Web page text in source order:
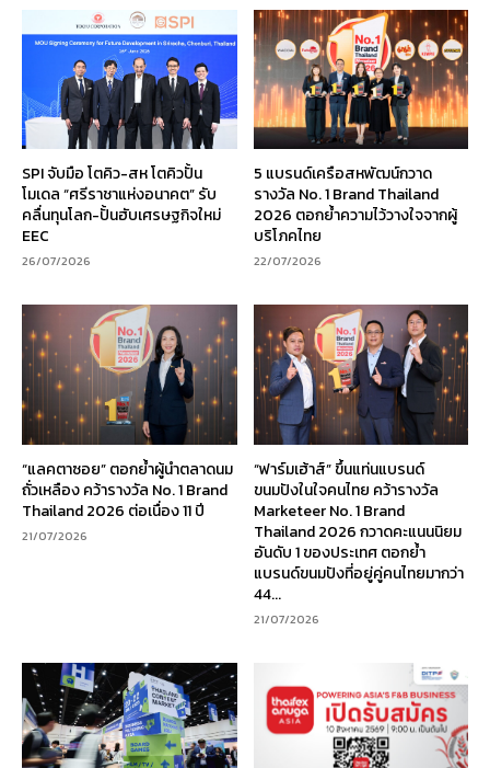
SPI จับมือ โตคิว-สห โตคิวปั้น
โมเดล “ศรีราชาแห่งอนาคต” รับ
คลื่นทุนโลก-ปั้นฮับเศรษฐกิจใหม่
EEC
26/07/2026
5 แบรนด์เครือสหพัฒน์กวาด
รางวัล No. 1 Brand Thailand
2026 ตอกย้ำความไว้วางใจจากผู้
บริโภคไทย
22/07/2026
“แลคตาซอย” ตอกย้ำผู้นำตลาดนม
ถั่วเหลือง คว้ารางวัล No. 1 Brand
Thailand 2026 ต่อเนื่อง 11 ปี
21/07/2026
“ฟาร์มเฮ้าส์” ขึ้นแท่นแบรนด์
ขนมปังในใจคนไทย คว้ารางวัล
Marketeer No. 1 Brand
Thailand 2026 กวาดคะแนนนิยม
อันดับ 1 ของประเทศ ตอกย้ำ
แบรนด์ขนมปังที่อยู่คู่คนไทยมากว่า
44...
21/07/2026